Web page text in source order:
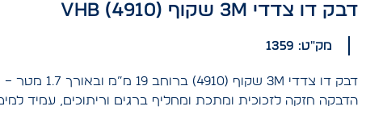
דבק דו צדדי 3M שקוף VHB (4910)
מק"ט: 1359
הדבקה חזקה לזכוכית ומתכת ומחליף ברגים וריתוכים, עמיד